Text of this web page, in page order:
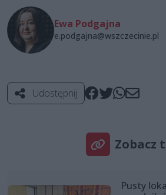
Ewa Podgajna
e.podgajna@wszczecinie.pl
Udostępnij
Zobacz
Pusty